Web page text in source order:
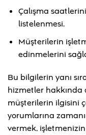
Çalışma
listelenmesi.
Müşterilerin
edinmelerini
Bu bilgilerin yanı
hizmetler hakkında
müşterilerin ilgisini
yorumlarına
vermek,